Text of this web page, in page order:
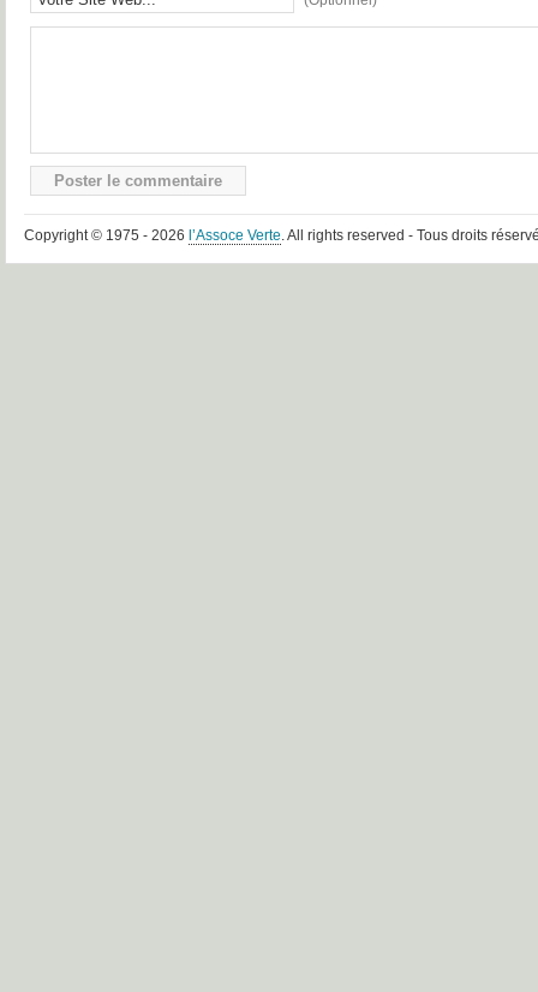
Copyright © 1975 - 2026 l’Assoce Verte. All rights reserved - Tous droits